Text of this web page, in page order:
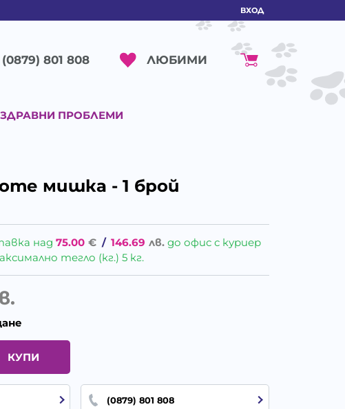
ВХОД
(0879) 801 808 ЛЮБИМИ
ЗДРАВНИ ПРОБЛЕМИ
мишка - 1 брой
над75.00 € / 146.69 лв. до офис с куриер
тегло (кг.) 5 кг.
КУПИ
(0879) 801 808